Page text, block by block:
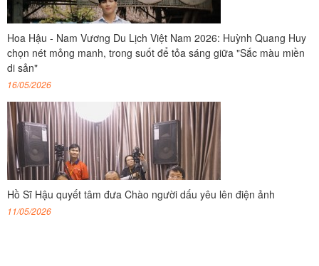
Hoa Hậu - Nam Vương Du Lịch Việt Nam 2026: Huỳnh Quang Huy
chọn nét mỏng manh, trong suốt để tỏa sáng giữa "Sắc màu miền
di sản"
16/05/2026
Hồ Sĩ Hậu quyết tâm đưa Chào người dấu yêu lên điện ảnh
11/05/2026